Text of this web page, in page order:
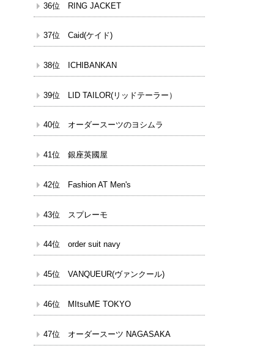
36位 RING JACKET
37位 Caid(ケイド)
38位 ICHIBANKAN
39位 LID TAILOR(リッドテーラー）
40位 オーダースーツのヨシムラ
41位 銀座英國屋
42位 Fashion AT Men's
43位 スプレーモ
44位 order suit navy
45位 VANQUEUR(ヴァンクール)
46位 MItsuME TOKYO
47位 オーダースーツ NAGASAKA